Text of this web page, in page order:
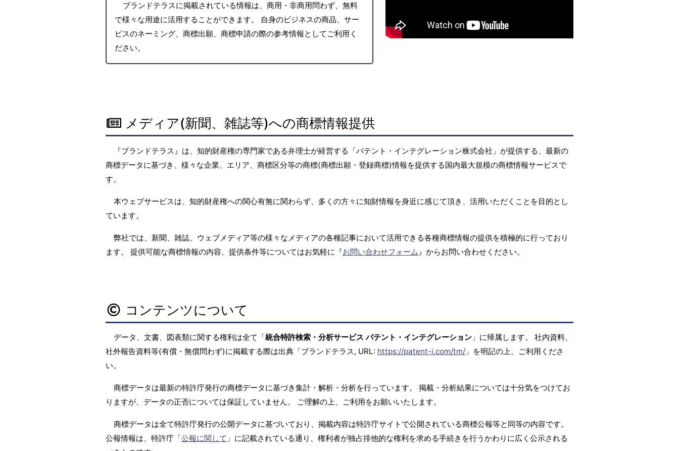
ブランドテラスに掲載されている情報は、商用・非商用問わず、無料
で様々な用途に活用することができます。 自身のビジネスの商品、サー
ビスのネーミング、商標出願、商標申請の際の参考情報としてご利用く
ださい。
メディア(新聞、雑誌等)への商標情報提供
『ブランドテラス』は、知的財産権の専門家である弁理士が経営する「パテント・インテグレーション株式会社」が提供する、最新の
商標データに基づき、様々な企業、エリア、商標区分等の商標(商標出願・登録商標)情報を提供する国内最大規模の商標情報サービスで
す。
本ウェブサービスは、知的財産権への関心有無に関わらず、多くの方々に知財情報を身近に感じて頂き、活用いただくことを目的とし
ています。
弊社では、新聞、雑誌、ウェブメディア等の様々なメディアの各種記事において活用できる各種商標情報の提供を積極的に行っており
ます。 提供可能な商標情報の内容、提供条件等についてはお気軽に『お問い合わせフォーム 』からお問い合わせください。
コンテンツについて
データ、文書、図表類に関する権利は全て「統合特許検索・分析サービス パテント・インテグレーション 」に帰属します。 社内資料、
社外報告資料等(有償・無償問わず)に掲載する際は出典「ブランドテラス, URL: https://patent-i.com/tm/ 」を明記の上、ご利用くださ
い。
商標データは最新の特許庁発行の商標データに基づき集計・解析・分析を行っています。 掲載・分析結果については十分気をつけてお
りますが、データの正否については保証していません。 ご理解の上、ご利用をお願いいたします。
商標データは全て特許庁発行の公開データに基づいており、掲載内容は特許庁サイトで公開されている商標公報等と同等の内容です。
公報情報は、特許庁「公報に関して 」に記載されている通り、権利者が独占排他的な権利を求める手続きを行うかわりに広く公示される